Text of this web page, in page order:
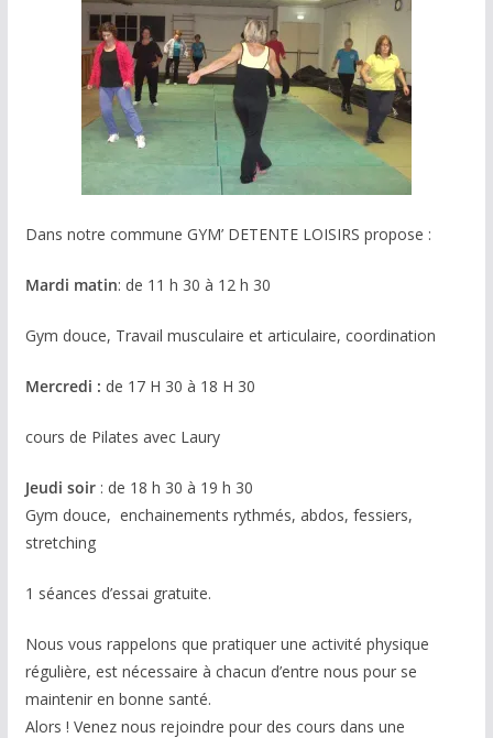
Dans notre commune GYM’ DETENTE LOISIRS propose :
Mardi matin: de 11 h 30 à 12 h 30
Gym douce, Travail musculaire et articulaire, coordination
Mercredi : de 17 H 30 à 18 H 30
cours de Pilates avec Laury
Jeudi soir: de 18 h 30 à 19 h 30
Gym douce, enchainements rythmés, abdos, fessiers,
stretching
1 séances d’essai gratuite.
Nous vous rappelons que pratiquer une activité physique
régulière, est nécessaire à chacun d’entre nous pour se
maintenir en bonne santé.
Alors ! Venez nous rejoindre pour des cours dans une